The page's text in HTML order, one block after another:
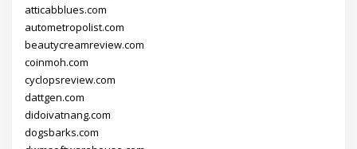
atticabblues.com
autometropolist.com
beautycreamreview.com
coinmoh.com
cyclopsreview.com
dattgen.com
didoivatnang.com
dogsbarks.com